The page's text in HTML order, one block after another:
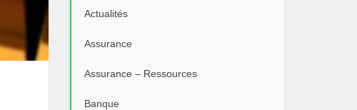
Actualités
Assurance
Assurance – Ressources
Banque